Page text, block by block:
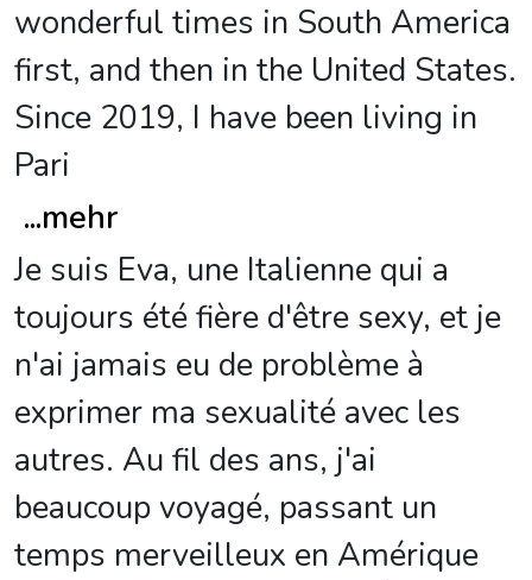
wonderful times in South America
first, and then in the United States.
Since 2019, I have been living in
Pari
...mehr
Je suis Eva, une Italienne qui a
toujours été fière d'être sexy, et je
n'ai jamais eu de problème à
exprimer ma sexualité avec les
autres. Au fil des ans, j'ai
beaucoup voyagé, passant un
temps merveilleux en Amérique